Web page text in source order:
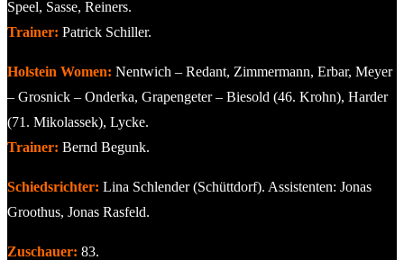
Speel, Sasse, Reiners.
Trainer: Patrick Schiller.
Holstein Women: Nentwich – Redant, Zimmermann, Erbar, Meyer
– Grosnick – Onderka, Grapengeter – Biesold (46. Krohn), Harder
(71. Mikolassek), Lycke.
Trainer: Bernd Begunk.
Schiedsrichter: Lina Schlender (Schüttdorf). Assistenten: Jonas
Groothus, Jonas Rasfeld.
Zuschauer: 83.